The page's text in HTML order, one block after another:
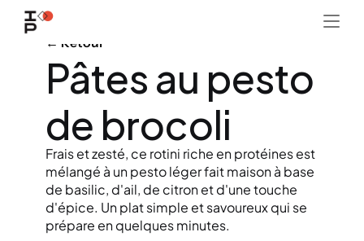
← Retour
Pâtes au pesto
de brocoli
Frais et zesté, ce rotini riche en protéines est
mélangé à un pesto léger fait maison à base
de basilic, d'ail, de citron et d'une touche
d'épice. Un plat simple et savoureux qui se
prépare en quelques minutes.